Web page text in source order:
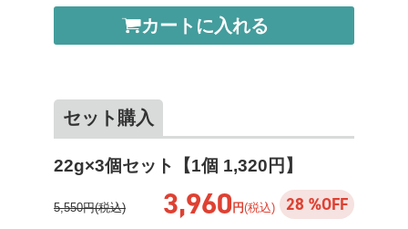
カートに入れる
セット購入
22g×3個セット【1個 1,320円】
5,550円(税込) 3,960 円(税込) 28 %OFF